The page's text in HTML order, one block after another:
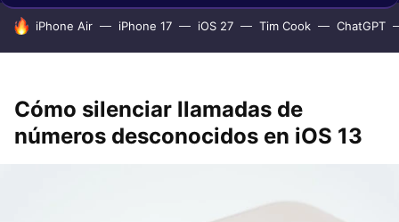
HOY SE HABLA DE
iPhone Air iPhone 17 iOS 27 Tim Cook ChatGPT
Cómo silenciar llamadas de
números desconocidos en iOS 13